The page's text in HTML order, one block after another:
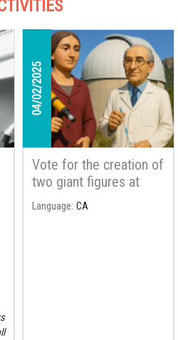
04/02/2025
Vote for the creation of
two giant figures at
Montsec Astronomical
Park!
Language CA